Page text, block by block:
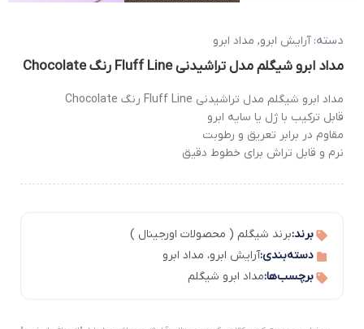
دسته: آرایش ابرو, مداد ابرو
مداد ابرو شیگلم مدل تراشیدنی Fluff Line رنگ Chocolate
مداد ابرو شیگلم مدل تراشیدنی Fluff Line رنگ Chocolate
قابل ترکیب با ژل یا سایه ابرو
مقاوم در برابر تعریق و رطوبت
نرم و قابل تراش برای خطوط دقیق
برند:برند شیگلم ( محصولات اورجینال )
دسته‌بندی:آرایش ابرو، مداد ابرو
برچسب‌ها:مداد ابرو شیگلم